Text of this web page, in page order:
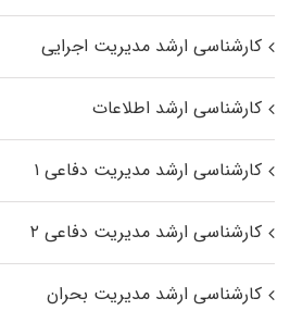
کارشناسی ارشد مدیریت اجرایی
کارشناسی ارشد اطلاعات
کارشناسی ارشد مدیریت دفاعی ۱
کارشناسی ارشد مدیریت دفاعی ۲
کارشناسی ارشد مدیریت بحران